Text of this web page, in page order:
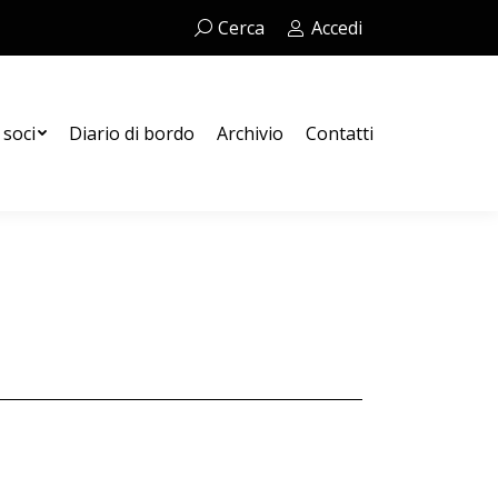
Cerca:Cerca Accedi
Diario di bordo Archivio Contatti
Contatti